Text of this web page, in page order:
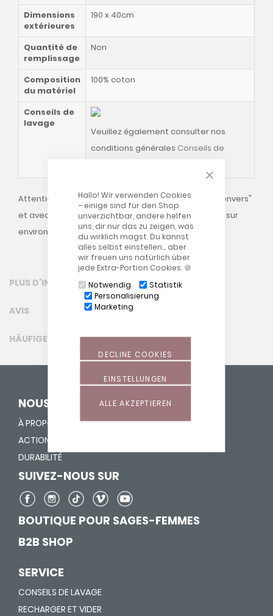
Hallo! Wir verwenden Cookies
– einige sind für den Shop
unverzichtbar, andere helfen
uns, dir nur das zu zeigen, was
du wirklich magst. Du kannst
alles selbst einstellen… aber
wir freuen uns natürlich über
jede Extra-Portion Cookies. 🍪
Notwendig
Statistik
Personalisierung
Marketing
ALLE AKZEPTIEREN
EINSTELLUNGEN
DECLINE COOKIES
Dimensions
extérieures
190 x 40cm
Quantité de
remplissage
Non
Composition
du matériel
100% coton
Conseils de
lavage
Veuillez également consulter nos
conditions générales Conseils de
Attention : veuillez toujours laver les housses sur "l'envers"
et avec la fermeture éclair fermée (laisser ouverte sur
environ 10 cm) !
PLUS D’INFORMATION
AVIS
HÄUFIGE FRAGEN (FAQ)
NOUS DONNONS UNE VIE
À PROPOS DE NOUS
ACTION "FOURRER NEZ"
DURABILITÉ
SUIVEZ-NOUS SUR
BOUTIQUE POUR SAGES-FEMMES
B2B SHOP
SERVICE
CONSEILS DE LAVAGE
RECHARGER ET VIDER